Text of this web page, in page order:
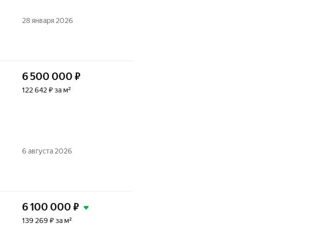
28 января 2026
6 500 000 ₽
122 642 ₽ за м²
6 августа 2026
6 100 000 ₽
139 269 ₽ за м²